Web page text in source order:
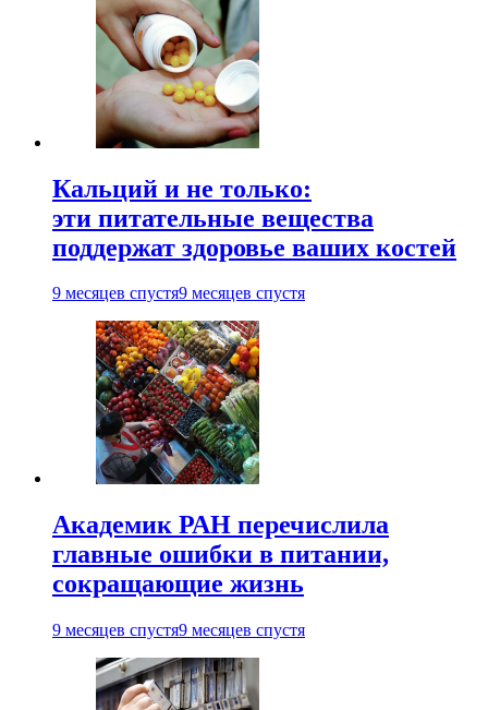
Кальций и не только:
эти питательные вещества
поддержат здоровье ваших костей
9 месяцев спустя9 месяцев спустя
Академик РАН перечислила
главные ошибки в питании,
сокращающие жизнь
9 месяцев спустя9 месяцев спустя